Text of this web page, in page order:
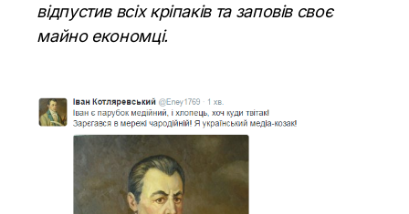
відпустив всіх кріпаків та заповів своє
майно економці.